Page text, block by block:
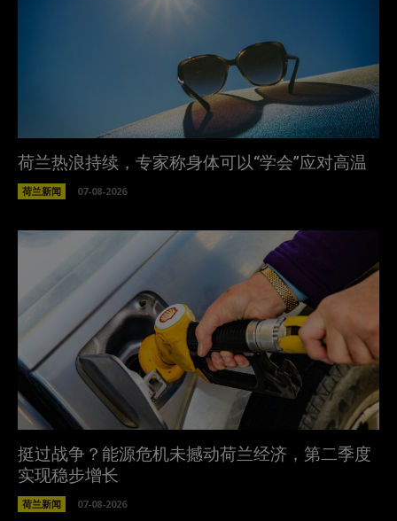
荷兰热浪持续，专家称身体可以“学会”应对高温
荷兰新闻 07-08-2026
挺过战争？能源危机未撼动荷兰经济，第二季度
实现稳步增长
荷兰新闻 07-08-2026